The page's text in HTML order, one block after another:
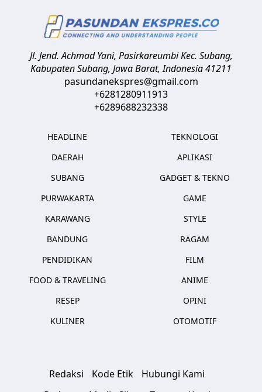
Jl. Jend. Achmad Yani, Pasirkareumbi Kec. Subang,
Kabupaten Subang, Jawa Barat,Indonesia41211
pasundanekspres@gmail.com
+6281280911913
+6289688232338
HEADLINE
DAERAH
SUBANG
PURWAKARTA
KARAWANG
BANDUNG
PENDIDIKAN
FOOD & TRAVELING
RESEP
KULINER
TEKNOLOGI
APLIKASI
GADGET & TEKNO
GAME
STYLE
RAGAM
FILM
ANIME
OPINI
OTOMOTIF
Redaksi Kode Etik
Hubungi Kami